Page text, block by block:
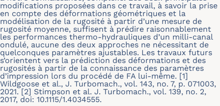
modifications proposées dans ce travail, à savoir la prise
en compte des déformations géométriques et la
modélisation de la rugosité à partir d’une mesure de
rugosité moyenne, suffisent à prédire raisonnablement
les performances thermo-hydrauliques d’un milli-canal
ondulé, aucune des deux approches ne nécessitant de
quelconques paramètres ajustables. Les travaux futurs
s’orientent vers la prédiction des déformations et des
rugosités à partir de la connaissance des paramètres
d’impression lors du procédé de FA lui-même. [1]
Wildgoose et al., J. Turbomach., vol. 143, no. 7, p. 071003,
2021. [2] Stimpson et al. J. Turbomach., vol. 139, no. 2,
2017, doi: 10.1115/1.4034555.